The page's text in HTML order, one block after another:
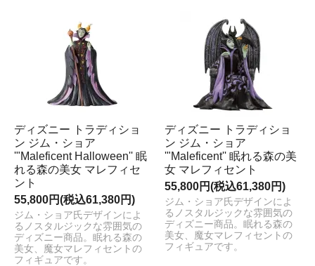
ディズニー トラディショ
ン ジム・ショア
'"Maleficent Halloween'' 眠
れる森の美女 マレフィセ
ント
55,800円(税込61,380円)
ジム・ショア氏デザインによ
るノスタルジックな雰囲気の
ディズニー商品。眠れる森の
美女、魔女マレフィセントの
フィギュアです。
ディズニー トラディショ
ン ジム・ショア
'"Maleficent'' 眠れる森の美
女 マレフィセント
55,800円(税込61,380円)
ジム・ショア氏デザインによ
るノスタルジックな雰囲気の
ディズニー商品。眠れる森の
美女、魔女マレフィセントの
フィギュアです。